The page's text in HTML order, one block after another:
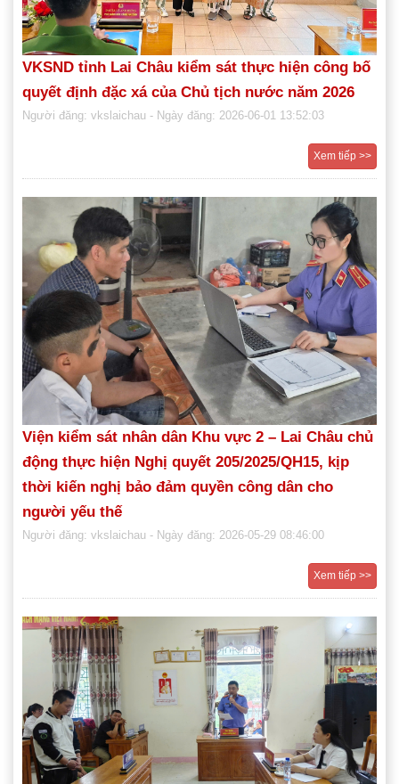
VKSND tỉnh Lai Châu kiểm sát thực hiện công bố
quyết định đặc xá của Chủ tịch nước năm 2026
Người đăng: vkslaichau - Ngày đăng: 2026-06-01 13:52:03
Xem tiếp >>
Viện kiểm sát nhân dân Khu vực 2 – Lai Châu chủ
động thực hiện Nghị quyết 205/2025/QH15, kịp
thời kiến nghị bảo đảm quyền công dân cho
người yếu thế
Người đăng: vkslaichau - Ngày đăng: 2026-05-29 08:46:00
Xem tiếp >>